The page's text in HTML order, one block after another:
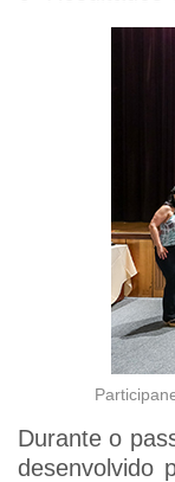
Durante o
desenvolvido